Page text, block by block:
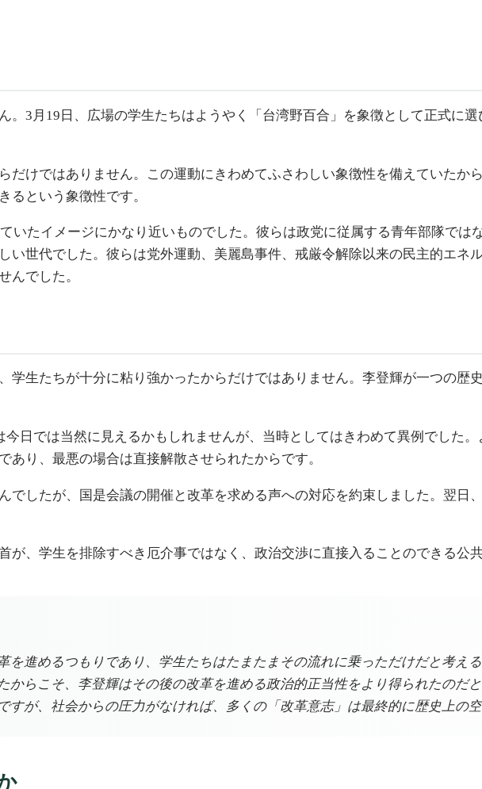
。3月19日、広場の学生たちはようやく「台湾野百合」を象徴として正式に
だけではありません。この運動にきわめてふさわしい象徴性を備えていたか
るという象徴性です。
いたイメージにかなり近いものでした。彼らは政党に従属する青年部隊では
い世代でした。彼らは党外運動、美麗島事件、戒厳令解除以来の民主的エネ
んでした。
生たちが十分に粘り強かったからだけではありません。李登輝が一つの歴
日では当然に見えるかもしれませんが、当時としてはきわめて異例でした
り、最悪の場合は直接解散させられたからです。
したが、国是会議の開催と改革を求める声への対応を約束しました。翌日
、学生を排除すべき厄介事ではなく、政治交渉に直接入ることのできる公
を進めるつもりであり、学生たちはたまたまその流れに乗っただけだと考え
からこそ、李登輝はその後の改革を進める政治的正当性をより得られたのだ
が、社会からの圧力がなければ、多くの「改革意志」は最終的に歴史上の